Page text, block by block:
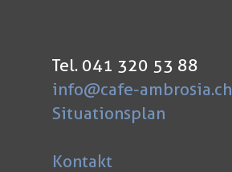
Tel. 041 320 53 88
info@cafe-ambrosia.ch
Situationsplan
Kontakt